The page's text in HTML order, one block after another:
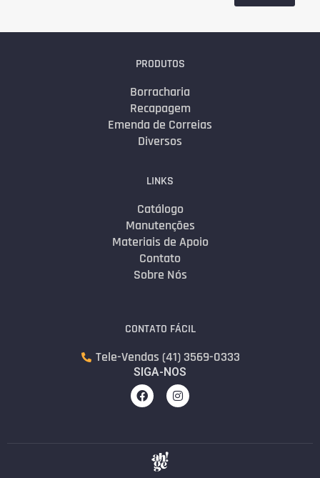
PRODUTOS
Borracharia
Recapagem
Emenda de Correias
Diversos
LINKS
Catálogo
Manutenções
Materiais de Apoio
Contato
Sobre Nós
CONTATO FÁCIL
Tele-Vendas (41) 3569-0333
SIGA-NOS